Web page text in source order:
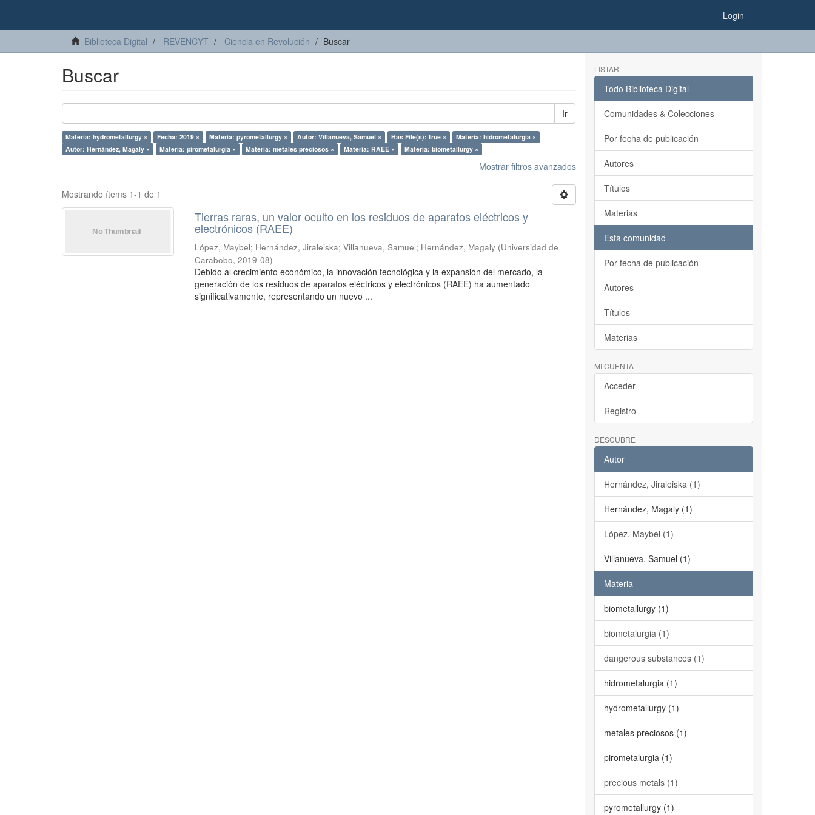
Login
Biblioteca Digital REVENCYT Ciencia en Revolución Buscar
Buscar
Ir
Materia: hydrometallurgy × Fecha: 2019 × Materia: pyrometallurgy × Autor: Villanueva, Samuel × Has File(s): true ×
Materia: hidrometalurgia ×
Autor: Hernández, Magaly ×
Materia: pirometalurgia × Materia: metales preciosos × Materia: RAEE × Materia: biometallurgy ×
Mostrar filtros avanzados
Mostrando ítems 1-1 de 1
Tierras raras, un valor oculto en los residuos de aparatos eléctricos y
electrónicos (RAEE)
López, Maybel; Hernández, Jiraleiska;Villanueva, Samuel; Hernández, Magaly (Universidad de
Carabobo,2019-08)
Debido al crecimiento económico, la innovación tecnológica y la expansión del mercado, la
generación de los residuos de aparatos eléctricos y electrónicos (RAEE) ha aumentado
significativamente, representando un nuevo ...
LISTAR
Todo Biblioteca Digital
Comunidades & Colecciones
Por fecha de publicación
Autores
Títulos
Materias
Esta comunidad
Por fecha de publicación
Autores
Títulos
Materias
MI CUENTA
Acceder
Registro
DESCUBRE
Autor
Hernández, Jiraleiska (1)
Hernández, Magaly (1)
López, Maybel (1)
Villanueva, Samuel (1)
Materia
biometallurgy (1)
biometalurgia (1)
dangerous substances (1)
hidrometalurgia (1)
hydrometallurgy (1)
metales preciosos (1)
pirometalurgia (1)
precious metals (1)
pyrometallurgy (1)